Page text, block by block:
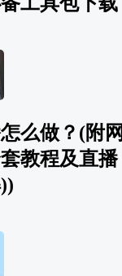
么做？(附网
教程及直播